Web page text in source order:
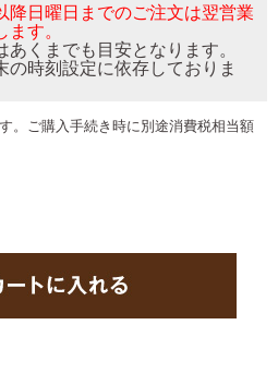
降日曜日までのご注文は翌営業
す。
くまでも目安となります。
時刻設定に依存しておりま
。ご購入手続き時に別途消費税相当額